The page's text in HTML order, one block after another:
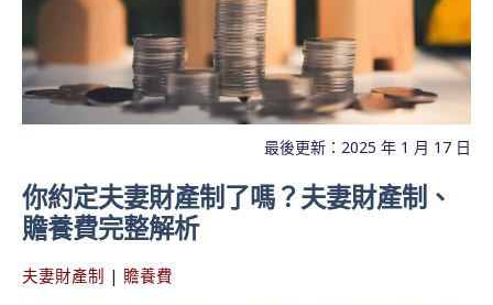
最後更新：2025 年 1 月 17 日
你約定夫妻財產制了嗎？夫妻財產制、
贍養費完整解析
夫妻財產制 | 贍養費